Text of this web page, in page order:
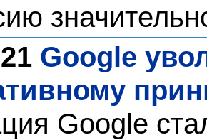
Google
Google